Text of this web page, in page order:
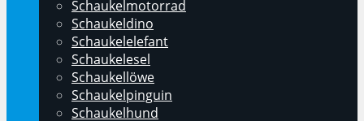
Schaukelmotorrad
Schaukeldino
Schaukelelefant
Schaukelesel
Schaukellöwe
Schaukelpinguin
Schaukelhund